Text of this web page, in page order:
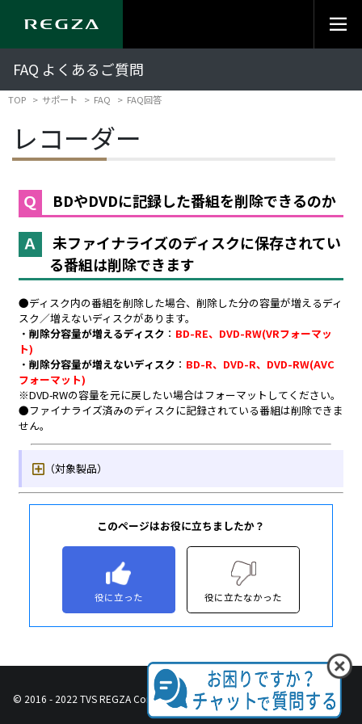
FAQ よくあるご質問
TOP サポート FAQ FAQ回答
レコーダー
このページはお役に立ちましたか？
役に立った 役に立たなかった
© 2016 - 2022 TVS REGZA Corporation, All Rights Reserved.